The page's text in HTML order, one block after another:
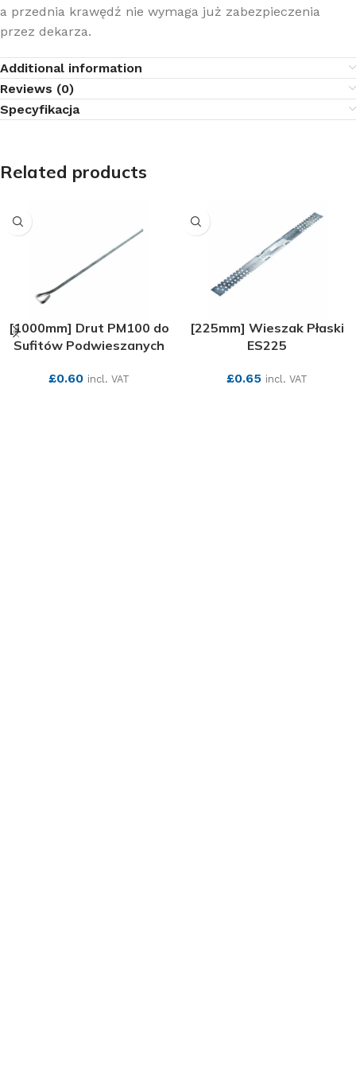
a przednia krawędź nie wymaga już zabezpieczenia
przez dekarza.
Additional information
Reviews (0)
Specyfikacja
Related products
[1000mm] Drut PM100 do
Sufitów Podwieszanych
£0.60 incl. VAT
[225mm] Wieszak Płaski
ES225
£0.65 incl. VAT